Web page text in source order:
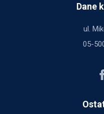
Dane
ul.
05-